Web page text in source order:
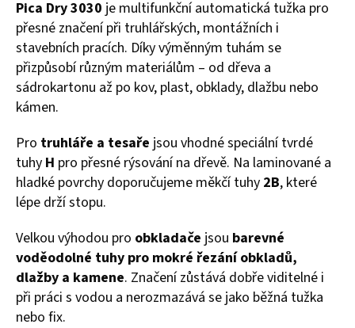
Pica Dry 3030 je multifunkční automatická tužka pro
přesné značení při truhlářských, montážních i
stavebních pracích. Díky výměnným tuhám se
přizpůsobí různým materiálům – od dřeva a
sádrokartonu až po kov, plast, obklady, dlažbu nebo
kámen.
Pro truhláře a tesaře jsou vhodné speciální tvrdé
tuhy H pro přesné rýsování na dřevě. Na laminované a
hladké povrchy doporučujeme měkčí tuhy 2B, které
lépe drží stopu.
Velkou výhodou pro obkladače jsou barevné
voděodolné tuhy pro mokré řezání obkladů,
dlažby a kamene. Značení zůstává dobře viditelné i
při práci s vodou a nerozmazává se jako běžná tužka
nebo fix.